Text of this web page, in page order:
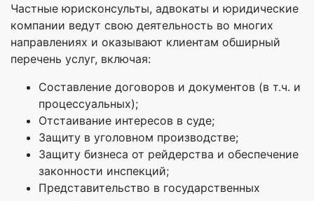
Частные юрисконсульты, адвокаты и юридические
компании ведут свою деятельность во многих
направлениях и оказывают клиентам обширный
перечень услуг, включая:
Составление договоров и документов (в т.ч. и
процессуальных);
Отстаивание интересов в суде;
Защиту в уголовном производстве;
Защиту бизнеса от рейдерства и обеспечение
законности инспекций;
Представительство в государственных